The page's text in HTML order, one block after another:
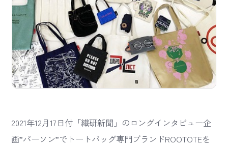
2021年12月17日付「繊研新聞」のロングインタビュー企
画”パーソン”でトートバッグ専門ブランドROOTOTEを